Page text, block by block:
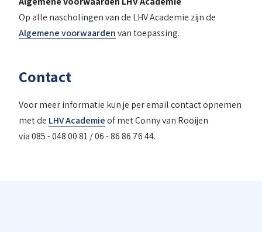
Op alle nascholingen van de LHV Academie zijn de
Algemene voorwaardenvan toepassing.
Contact
Voor meer informatie kun je per email contact opnemen
met de LHV Academieof met Conny van Rooijen
via 085 - 048 00 81 / 06 - 86 86 76 44.